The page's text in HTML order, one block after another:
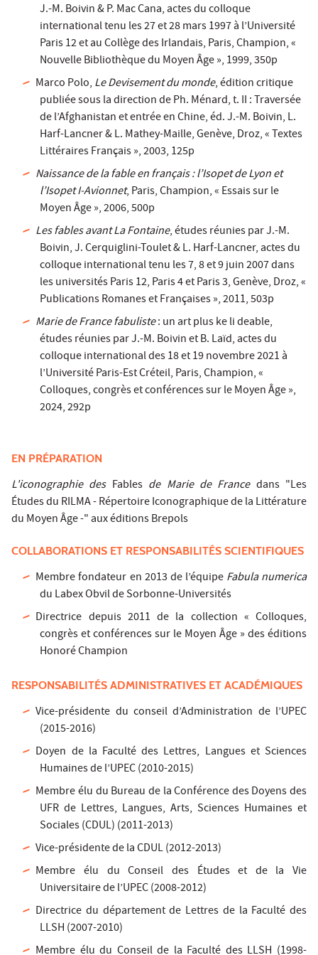
J.-M. Boivin & P. Mac Cana, actes du colloque
international tenu les 27 et 28 mars 1997 à l’Université
Paris 12 et au Collège des Irlandais, Paris, Champion, «
Nouvelle Bibliothèque du Moyen Âge », 1999, 350p
Marco Polo, Le Devisement du monde, édition critique
publiée sous la direction de Ph. Ménard, t. II : Traversée
de l’Afghanistan et entrée en Chine, éd. J.-M. Boivin, L.
Harf-Lancner & L. Mathey-Maille, Genève, Droz, « Textes
Littéraires Français », 2003, 125p
Naissance de la fable en français : l’Isopet de Lyon et
l’Isopet I-Avionnet, Paris, Champion, « Essais sur le
Moyen Âge », 2006, 500p
Les fables avant La Fontaine, études réunies par J.-M.
Boivin, J. Cerquiglini-Toulet & L. Harf-Lancner, actes du
colloque international tenu les 7, 8 et 9 juin 2007 dans
les universités Paris 12, Paris 4 et Paris 3, Genève, Droz, «
Publications Romanes et Françaises », 2011, 503p
Marie de France fabuliste: un art plus ke li deable,
études réunies par J.-M. Boivin et B. Laïd, actes du
colloque international des 18 et 19 novembre 2021 à
l’Université Paris-Est Créteil, Paris, Champion, «
Colloques, congrès et conférences sur le Moyen Âge »,
2024, 292p
EN PRÉPARATION
L'iconographie des Fables de Marie de France dans "Les
Études du RILMA - Répertoire Iconographique de la Littérature
du Moyen Âge -" aux éditions Brepols
COLLABORATIONS ET RESPONSABILITÉS SCIENTIFIQUES
Membre fondateur en 2013 de l’équipe Fabula numerica
du Labex Obvil de Sorbonne-Universités
Directrice depuis 2011 de la collection « Colloques,
congrès et conférences sur le Moyen Âge » des éditions
Honoré Champion
RESPONSABILITÉS ADMINISTRATIVES ET ACADÉMIQUES
Vice-présidente du conseil d’Administration de l’UPEC
(2015-2016)
Doyen de la Faculté des Lettres, Langues et Sciences
Humaines de l’UPEC (2010-2015)
Membre élu du Bureau de la Conférence des Doyens des
UFR de Lettres, Langues, Arts, Sciences Humaines et
Sociales (CDUL) (2011-2013)
Vice-présidente de la CDUL (2012-2013)
Membre élu du Conseil des Études et de la Vie
Universitaire de l’UPEC (2008-2012)
Directrice du département de Lettres de la Faculté des
LLSH (2007-2010)
Membre élu du Conseil de la Faculté des LLSH (1998-